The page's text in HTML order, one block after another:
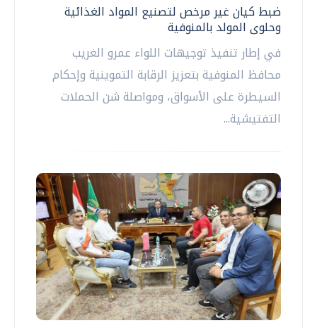
ضبط كيان غير مرخص لتصنيع المواد الغذائية
وحلوى المولد بالمنوفية
في إطار تنفيذ توجيهات اللواء عمرو الغريب
محافظ المنوفية بتعزيز الرقابة التموينية وإحكام
السيطرة على الأسواق، ومواصلة شن الحملات
التفتيشية...